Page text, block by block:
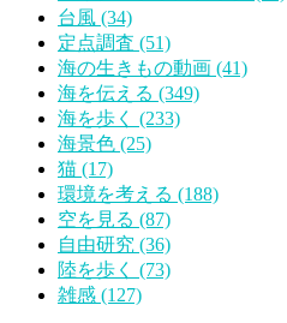
台風 (34)
定点調査 (51)
海の生きもの動画 (41)
海を伝える (349)
海を歩く (233)
海景色 (25)
猫 (17)
環境を考える (188)
空を見る (87)
自由研究 (36)
陸を歩く (73)
雑感 (127)